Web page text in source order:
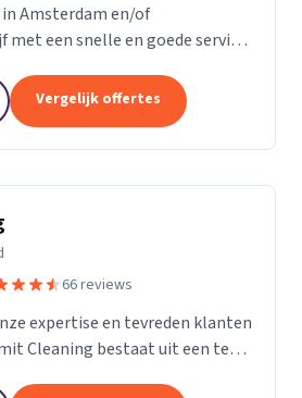
Amsterdam en/of
met een snelle en goede service
zijn actief in héél
u met...
Vergelijk offertes
66 reviews
expertise en tevreden klanten
Cleaning bestaat uit een team